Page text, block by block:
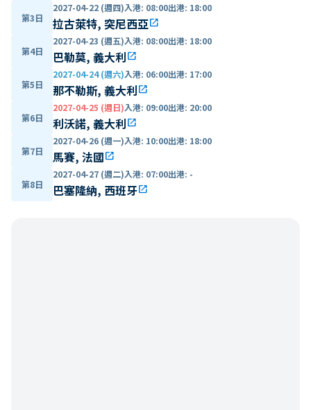
第3日
2027-04-22 (週四)入港: 08:00出港: 18:00
拉古萊特, 突尼西亞open_in_new
第4日
2027-04-23 (週五)入港: 08:00出港: 18:00
巴勒莫, 義大利open_in_new
第5日
2027-04-24 (週六)入港: 06:00出港: 17:00
那不勒斯, 義大利open_in_new
第6日
2027-04-25 (週日)入港: 09:00出港: 20:00
利沃諾, 義大利open_in_new
第7日
2027-04-26 (週一)入港: 10:00出港: 18:00
馬賽, 法國open_in_new
第8日
2027-04-27 (週二)入港: 07:00出港: -
巴塞隆納, 西班牙open_in_new